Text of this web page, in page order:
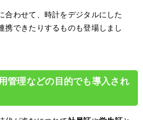
合わせて、時計をデジタルにした
携できたりするものも登場しまし
管理などの目的でも導入され